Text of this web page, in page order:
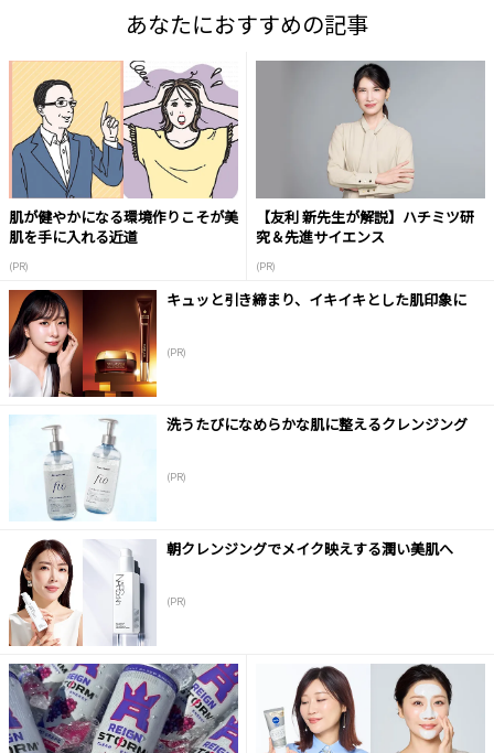
あなたにおすすめの記事
肌が健やかになる環境作りこそが美
肌を手に入れる近道
(PR)
【友利 新先生が解説】ハチミツ研
究＆先進サイエンス
(PR)
キュッと引き締まり、イキイキとした肌印象に
(PR)
洗うたびになめらかな肌に整えるクレンジング
(PR)
朝クレンジングでメイク映えする潤い美肌へ
(PR)